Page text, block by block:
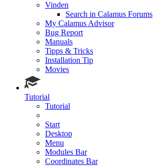
Vinden
Search in Calamus Forums
My Calamus Advisor
Bug Report
Manuals
Tipps & Tricks
Installation Tip
Movies
Tutorial
Tutorial
Start
Desktop
Menu
Modules Bar
Coordinates Bar